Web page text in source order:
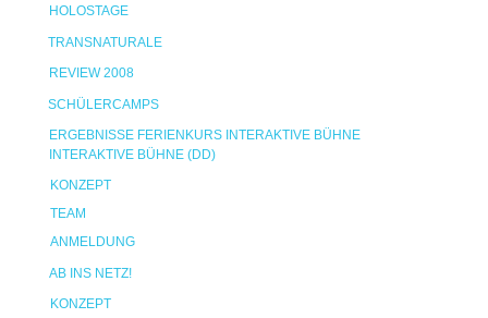
HOLOSTAGE
TRANSNATURALE
REVIEW 2008
SCHÜLERCAMPS
ERGEBNISSE FERIENKURS INTERAKTIVE BÜHNE
INTERAKTIVE BÜHNE (DD)
KONZEPT
TEAM
ANMELDUNG
AB INS NETZ!
KONZEPT